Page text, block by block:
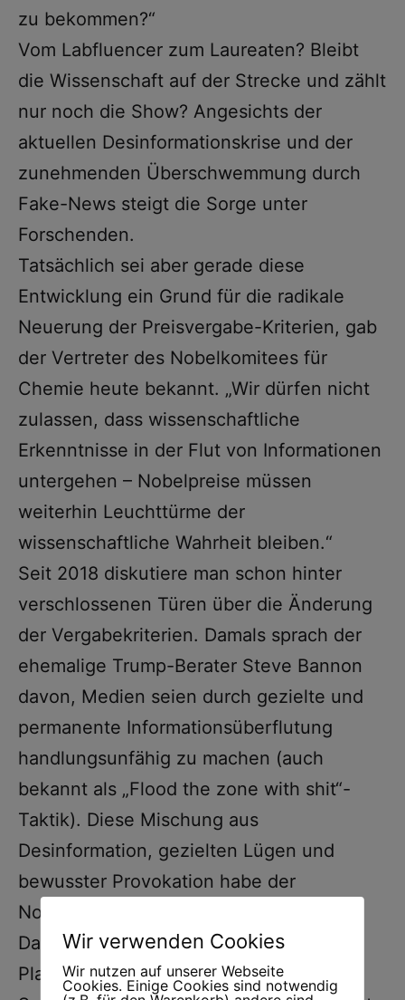
zu bekommen?“
Vom Labfluencer zum Laureaten? Bleibt
die Wissenschaft auf der Strecke und zählt
nur noch die Show? Angesichts der
aktuellen Desinformationskrise und der
zunehmenden Überschwemmung durch
Fake-News steigt die Sorge unter
Forschenden.
Tatsächlich sei aber gerade diese
Entwicklung ein Grund für die radikale
Neuerung der Preisvergabe-Kriterien, gab
der Vertreter des Nobelkomitees für
Chemie heute bekannt. „Wir dürfen nicht
zulassen, dass wissenschaftliche
Erkenntnisse in der Flut von Informationen
untergehen – Nobelpreise müssen
weiterhin Leuchttürme der
wissenschaftliche Wahrheit bleiben.“
Seit 2018 diskutiere man schon hinter
verschlossenen Türen über die Änderung
der Vergabekriterien. Damals sprach der
ehemalige Trump-Berater Steve Bannon
davon, Medien seien durch gezielte und
permanente Informationsüberflutung
handlungsunfähig zu machen (auch
bekannt als „Flood the zone with shit“-
Taktik). Diese Mischung aus
Desinformation, gezielten Lügen und
bewusster Provokation habe der
Nobelstiftung große Sorgen bereitet.
Daher habe man die Wissenschafts-
Platform „SciTalk“ ins Leben gerufen.
Wir verwenden Cookies
Wir nutzen auf unserer Webseite
Cookies. Einige Cookies sind notwendig